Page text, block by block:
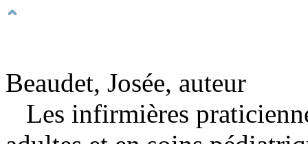
Beaudet, Josée, auteur
Les infirmières